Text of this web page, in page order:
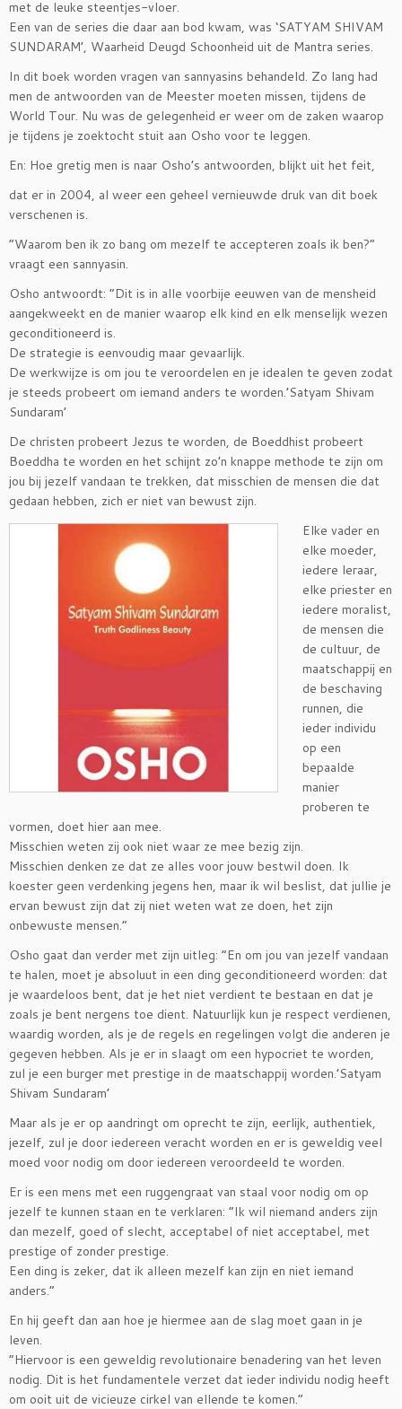
met de leuke steentjes-vloer.
Een van de series die daar aan bod kwam, was ‘SATYAM SHIVAM
SUNDARAM’, Waarheid Deugd Schoonheid uit de Mantra series.
In dit boek worden vragen van sannyasins behandeld. Zo lang had
men de antwoorden van de Meester moeten missen, tijdens de
World Tour. Nu was de gelegenheid er weer om de zaken waarop
je tijdens je zoektocht stuit aan Osho voor te leggen.
En: Hoe gretig men is naar Osho’s antwoorden, blijkt uit het feit,
dat er in 2004, al weer een geheel vernieuwde druk van dit boek
verschenen is.
“Waarom ben ik zo bang om mezelf te accepteren zoals ik ben?”
vraagt een sannyasin.
Osho antwoordt: “Dit is in alle voorbije eeuwen van de mensheid
aangekweekt en de manier waarop elk kind en elk menselijk wezen
geconditioneerd is.
De strategie is eenvoudig maar gevaarlijk.
De werkwijze is om jou te veroordelen en je idealen te geven zodat
je steeds probeert om iemand anders te worden.’Satyam Shivam
Sundaram’
De christen probeert Jezus te worden, de Boeddhist probeert
Boeddha te worden en het schijnt zo’n knappe methode te zijn om
jou bij jezelf vandaan te trekken, dat misschien de mensen die dat
gedaan hebben, zich er niet van bewust zijn.
Elke vader en
elke moeder,
iedere leraar,
elke priester en
iedere moralist,
de mensen die
de cultuur, de
maatschappij en
de beschaving
runnen, die
ieder individu
op een
bepaalde
manier
proberen te
vormen, doet hier aan mee.
Misschien weten zij ook niet waar ze mee bezig zijn.
Misschien denken ze dat ze alles voor jouw bestwil doen. Ik
koester geen verdenking jegens hen, maar ik wil beslist, dat jullie je
ervan bewust zijn dat zij niet weten wat ze doen, het zijn
onbewuste mensen.”
Osho gaat dan verder met zijn uitleg: “En om jou van jezelf vandaan
te halen, moet je absoluut in een ding geconditioneerd worden: dat
je waardeloos bent, dat je het niet verdient te bestaan en dat je
zoals je bent nergens toe dient. Natuurlijk kun je respect verdienen,
waardig worden, als je de regels en regelingen volgt die anderen je
gegeven hebben. Als je er in slaagt om een hypocriet te worden,
zul je een burger met prestige in de maatschappij worden.’Satyam
Shivam Sundaram’
Maar als je er op aandringt om oprecht te zijn, eerlijk, authentiek,
jezelf, zul je door iedereen veracht worden en er is geweldig veel
moed voor nodig om door iedereen veroordeeld te worden.
Er is een mens met een ruggengraat van staal voor nodig om op
jezelf te kunnen staan en te verklaren: “Ik wil niemand anders zijn
dan mezelf, goed of slecht, acceptabel of niet acceptabel, met
prestige of zonder prestige.
Een ding is zeker, dat ik alleen mezelf kan zijn en niet iemand
anders.”
En hij geeft dan aan hoe je hiermee aan de slag moet gaan in je
leven.
“Hiervoor is een geweldig revolutionaire benadering van het leven
nodig. Dit is het fundamentele verzet dat ieder individu nodig heeft
om ooit uit de vicieuze cirkel van ellende te komen.”